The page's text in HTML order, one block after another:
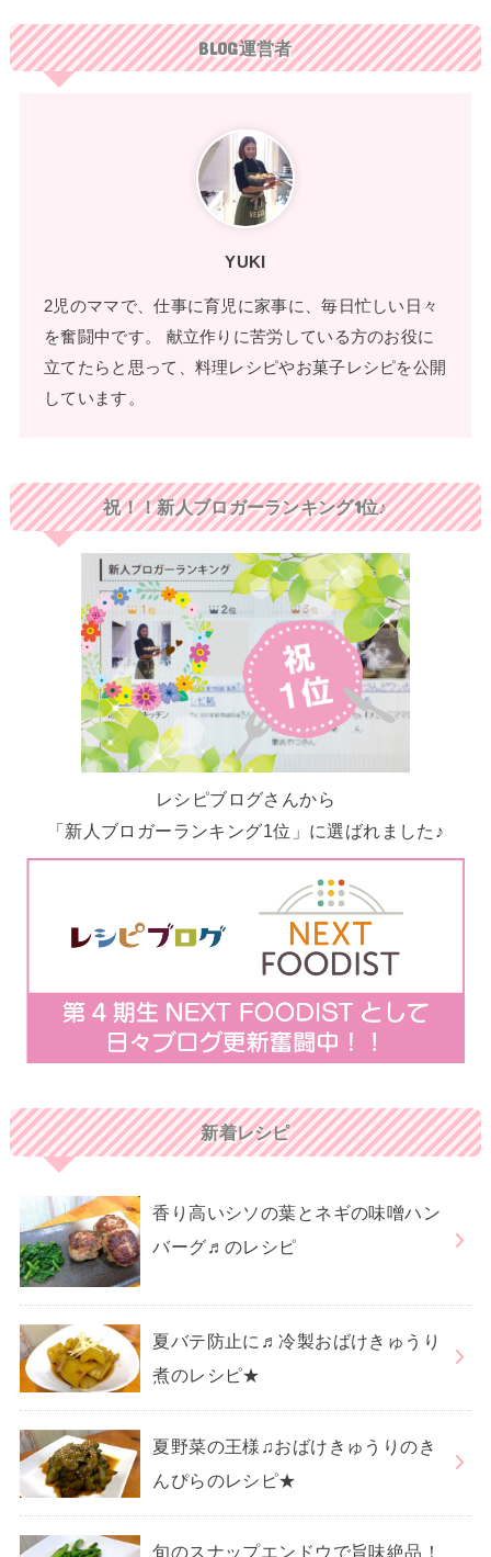
BLOG運営者
YUKI
2児のママで、仕事に育児に家事に、毎日忙しい日々
を奮闘中です。 献立作りに苦労している方のお役に
立てたらと思って、料理レシピやお菓子レシピを公開
しています。
祝！！新人ブロガーランキング1位♪
レシピブログさんから
「新人ブロガーランキング1位」に選ばれました♪
新着レシピ
香り高いシソの葉とネギの味噌ハン
バーグ♬のレシピ
夏バテ防止に♬冷製おばけきゅうり
煮のレシピ★
夏野菜の王様♫おばけきゅうりのき
んぴらのレシピ★
旬のスナップエンドウで旨味絶品！